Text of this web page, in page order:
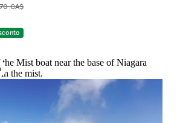
CA$
Mist boat near the base of Niagara
the mist.